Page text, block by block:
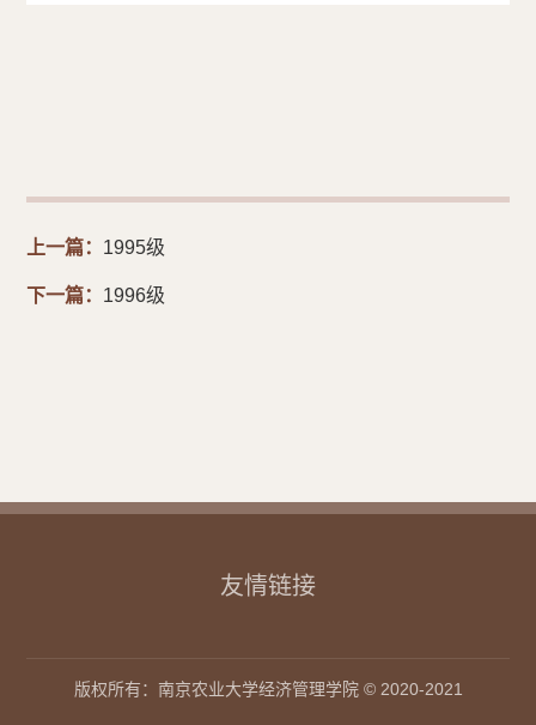
上一篇： 1995级
下一篇： 1996级
友情链接
版权所有：南京农业大学经济管理学院 © 2020-2021